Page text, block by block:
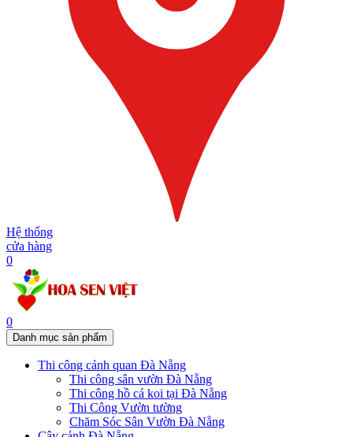
Hệ thống
cửa hàng
0
0
Danh mục sản phẩm
Thi công cảnh quan Đà Nẵng
Thi công sân vườn Đà Nẵng
Thi công hồ cá koi tại Đà Nẵng
Thi Công Vườn tường
Chăm Sóc Sân Vườn Đà Nẵng